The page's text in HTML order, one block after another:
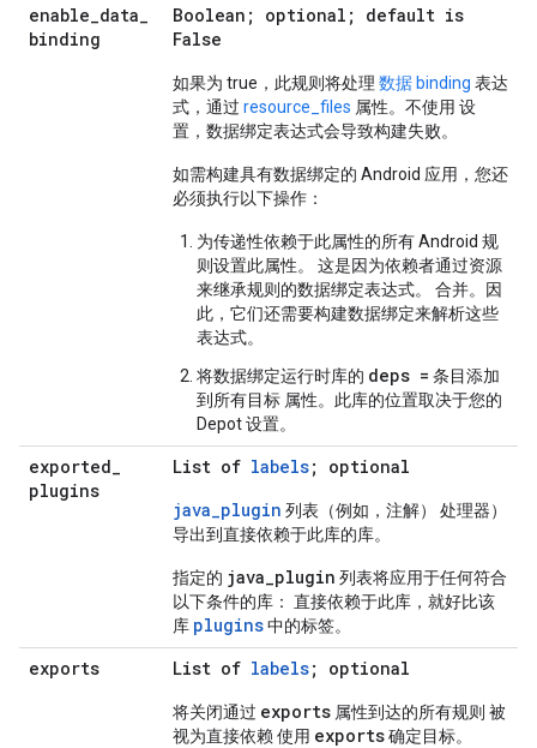
enable_data_
binding
Boolean; optional; default is
False
如果为 true，此规则将处理 数据 binding 表达
式，通过 resource_files 属性。不使用 设
置，数据绑定表达式会导致构建失败。
如需构建具有数据绑定的 Android 应用，您还
必须执行以下操作：
为传递性依赖于此属性的所有 Android 规
则设置此属性。 这是因为依赖者通过资源
来继承规则的数据绑定表达式。 合并。因
此，它们还需要构建数据绑定来解析这些
表达式。
将数据绑定运行时库的 deps = 条目添加
到所有目标 属性。此库的位置取决于您的
Depot 设置。
exported_
plugins
List of labels; optional
java_plugin 列表（例如，注解） 处理器）
导出到直接依赖于此库的库。
指定的 java_plugin 列表将应用于任何符合
以下条件的库： 直接依赖于此库，就好比该
库 plugins中的标签。
exports List of labels; optional
将关闭通过 exports 属性到达的所有规则 被
视为直接依赖 使用 exports确定目标。